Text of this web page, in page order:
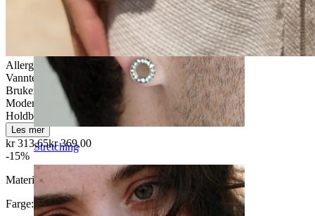
Stretching
Allergivennlig
Vanntett
Brukervennligt
Moderat bruk
Holdbar
Les mer
kr 313,65kr 369,00
-15%
Materiale:
Farge: Blank